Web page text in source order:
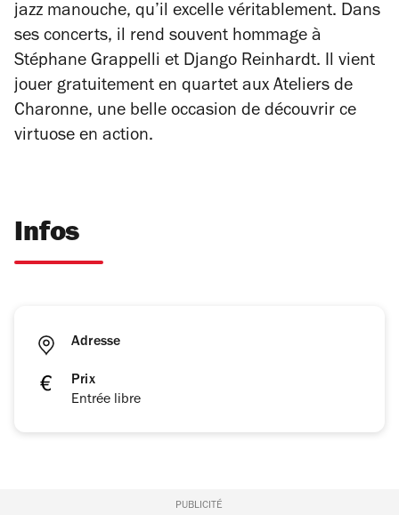
jazz manouche, qu’il excelle véritablement. Dans
ses concerts, il rend souvent hommage à
Stéphane Grappelli et Django Reinhardt. Il vient
jouer gratuitement en quartet aux Ateliers de
Charonne, une belle occasion de découvrir ce
virtuose en action.
Infos
Adresse
Prix
Entrée libre
PUBLICITÉ